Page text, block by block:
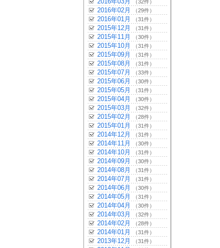
（32件）
2016年02月 （29件）
2016年01月 （31件）
2015年12月 （31件）
2015年11月 （30件）
2015年10月 （31件）
2015年09月 （31件）
2015年08月 （31件）
2015年07月 （33件）
2015年06月 （30件）
2015年05月 （31件）
2015年04月 （30件）
2015年03月 （32件）
2015年02月 （28件）
2015年01月 （31件）
2014年12月 （31件）
2014年11月 （30件）
2014年10月 （31件）
2014年09月 （30件）
2014年08月 （31件）
2014年07月 （31件）
2014年06月 （30件）
2014年05月 （31件）
2014年04月 （30件）
2014年03月 （32件）
2014年02月 （28件）
2014年01月 （31件）
2013年12月 （31件）